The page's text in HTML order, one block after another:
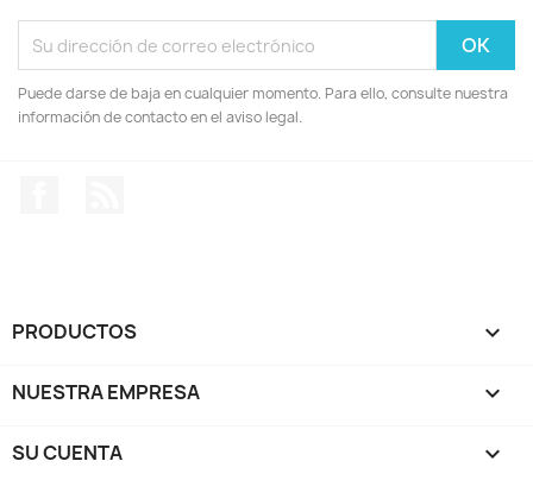
Puede darse de baja en cualquier momento. Para ello, consulte nuestra
información de contacto en el aviso legal.
PRODUCTOS 
NUESTRA EMPRESA 
SU CUENTA 